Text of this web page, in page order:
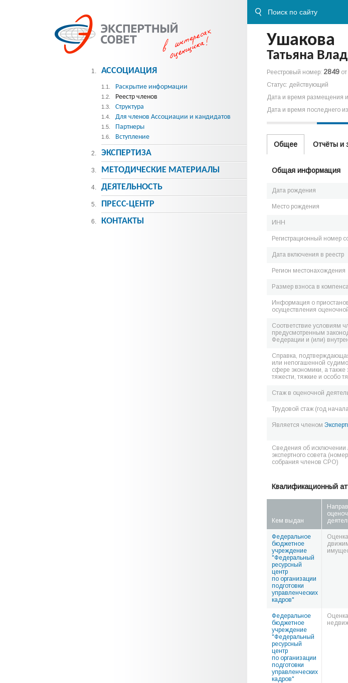
Ушакова
Татьяна
Реестровый номер: 2849
Статус: действующий
Дата и время размещения
Дата и время последнего
Общее Отчёты и
Общая информация
Дата рождения
Место рождения
ИНН
Регистрационный номер
Дата включения в реестр
Регион местонахождения
Размер взноса в
Информация о
осуществления
Соответствие условиям
предусмотренным
Федерации и (или)
Справка,
или непогашенной
сфере экономики, а также
тяжести, тяжкие и особо
Стаж в оценочной
Трудовой стаж (год
Является членом
Сведения об исключении
экспертного совета
собрания членов СРО)
Квалификационный
Кем выдан
Федеральное
бюджетное
учреждение
"Федеральный
ресурсный
центр
по организации
подготовки
управленческих
кадров"
Оценка
Федеральное
бюджетное
учреждение
"Федеральный
ресурсный
центр
по организации
подготовки
управленческих
кадров"
Оценка
1. АССОЦИАЦИЯ
1.1. Раскрытие информации
1.2. Реестр членов
1.3. Структура
1.4. Для членов Ассоциации и кандидатов
1.5. Партнеры
1.6. Вступление
2. ЭКСПЕРТИЗА
3. МЕТОДИЧЕСКИE МАТЕРИАЛЫ
4. ДЕЯТЕЛЬНОСТЬ
5. ПРЕСС-ЦЕНТР
6. КОНТАКТЫ